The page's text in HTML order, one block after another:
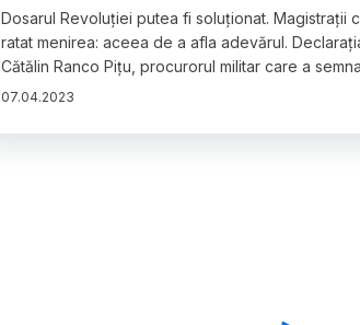
Dosarul Revoluției putea fi soluționat. Magistrații
ratat menirea: aceea de a afla adevărul.
Cătălin Ranco Pițu, procurorul militar care a
07.04.2023